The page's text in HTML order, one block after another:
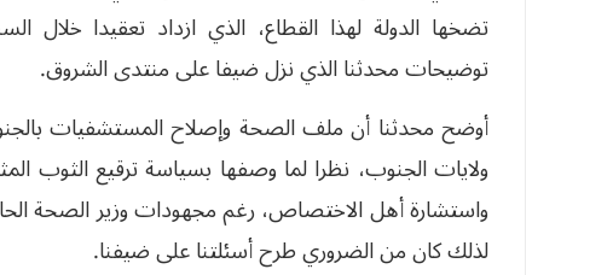
تضخها الدولة لهذا القطاع، الذي ازداد تعقيدا
توضيحات محدثنا الذي نزل ضيفا على منتدى الشروق.
أوضح محدثنا أن ملف الصحة وإصلاح المستشفيات
ولايات الجنوب، نظرا لما وصفها بسياسة ترقيع الثوب
واستشارة أهل الاختصاص، رغم مجهودات وزير الصحة
لذلك كان من الضروري طرح أسئلتنا على ضيفنا.